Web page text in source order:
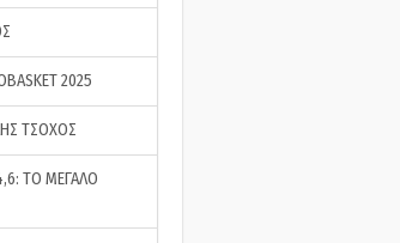
2025
ΤΣΟΧΟΣ
ΤΟ ΜΕΓΑΛΟ